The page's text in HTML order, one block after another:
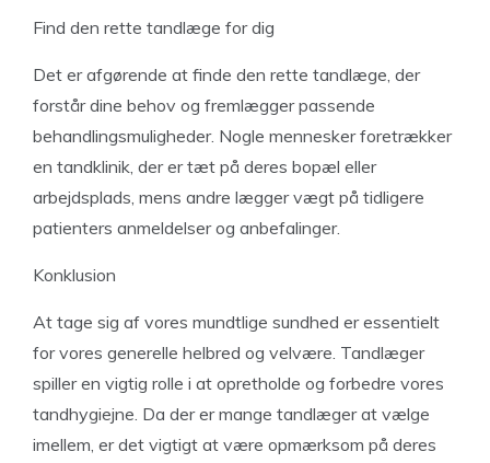
Find den rette tandlæge for dig
Det er afgørende at finde den rette tandlæge, der
forstår dine behov og fremlægger passende
behandlingsmuligheder. Nogle mennesker foretrækker
en tandklinik, der er tæt på deres bopæl eller
arbejdsplads, mens andre lægger vægt på tidligere
patienters anmeldelser og anbefalinger.
Konklusion
At tage sig af vores mundtlige sundhed er essentielt
for vores generelle helbred og velvære. Tandlæger
spiller en vigtig rolle i at opretholde og forbedre vores
tandhygiejne. Da der er mange tandlæger at vælge
imellem, er det vigtigt at være opmærksom på deres